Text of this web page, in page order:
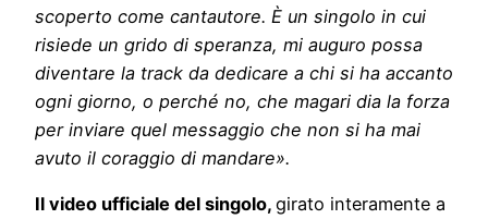
scoperto come cantautore. È un singolo in cui
risiede un grido di speranza, mi auguro possa
diventare la track da dedicare a chi si ha accanto
ogni giorno, o perché no, che magari dia la forza
per inviare quel messaggio che non si ha mai
avuto il coraggio di mandare».
Il video ufficiale del singolo, girato interamente a